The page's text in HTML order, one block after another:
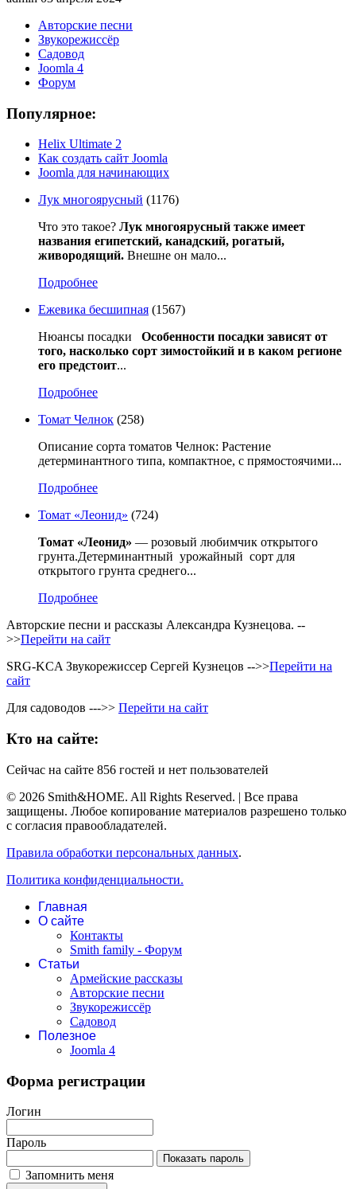
Авторские песни
Звукорежиссёр
Садовод
Joomla 4
Форум
Популярное:
Helix Ultimate 2
Как создать сайт Joomla
Joomla для начинающих
Лук многоярусный (1176)
Что это такое? Лук многоярусный также имеет
названия египетский, канадский, рогатый,
живородящий. Внешне он мало...
Подробнее
Ежевика бесшипная (1567)
Нюансы посадки Особенности посадки зависят от
того, насколько сорт зимостойкий и в каком регионе
его предстоит...
Подробнее
Томат Челнок (258)
Описание сорта томатов Челнок: Растение
детерминантного типа, компактное, с прямостоячими...
Подробнее
Томат «Леонид» (724)
Томат «Леонид» — розовый любимчик открытого
грунта.Детерминантный урожайный сорт для
открытого грунта среднего...
Подробнее
Авторские песни и рассказы Александра Кузнецова. --
>>Перейти на сайт
SRG-KCA Звукорежиссер Сергей Кузнецов -->>Перейти на
сайт
Для садоводов --->> Перейти на сайт
Кто на сайте:
Сейчас на сайте 856 гостей и нет пользователей
© 2026 Smith&HOME. All Rights Reserved. | Все права
защищены. Любое копирование материалов разрешено только
с согласия правообладателей.
Правила обработки персональных данных.
Политика конфиденциальности.
Главная
О сайте
Контакты
Smith family - Форум
Статьи
Армейские рассказы
Авторские песни
Звукорежиссёр
Садовод
Полезное
Joomla 4
Форма регистрации
Логин
Пароль
Показать пароль
Запомнить меня